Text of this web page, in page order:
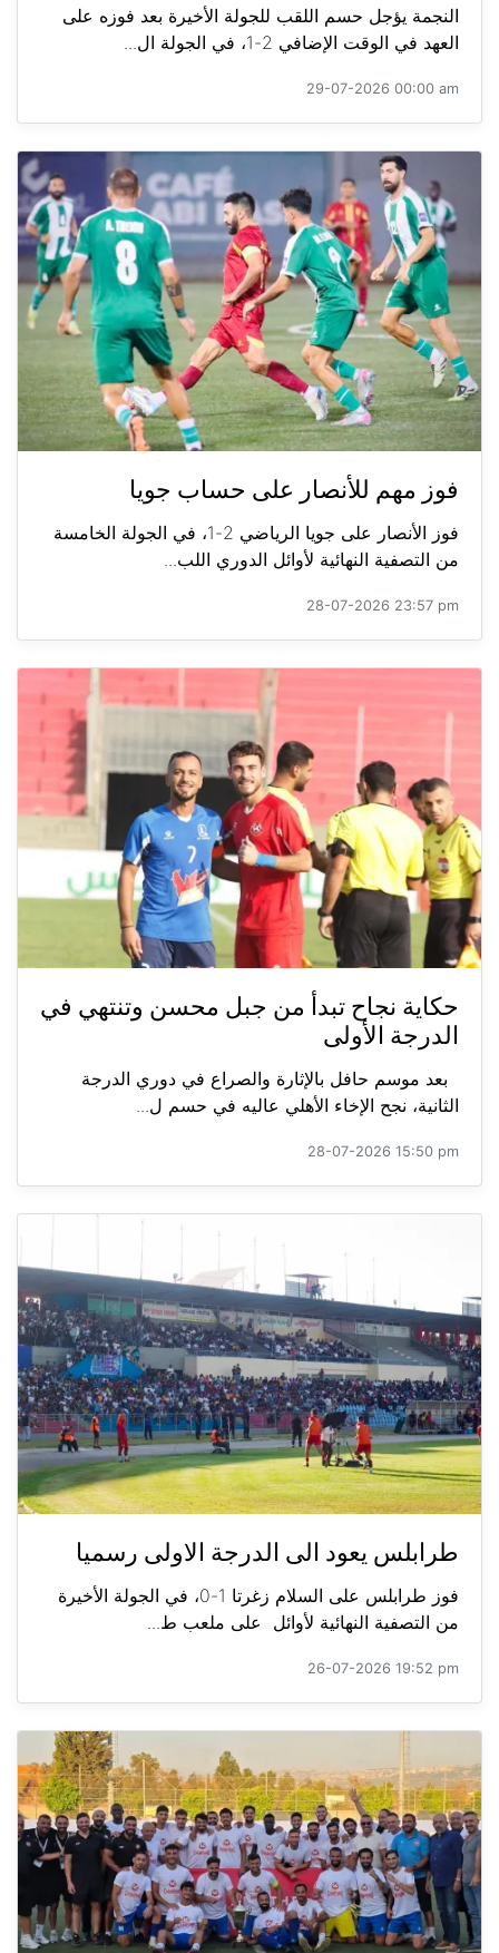
النجمة يؤجل حسم اللقب للجولة الأخيرة بعد فوزه على
العهد في الوقت الإضافي 2-1، في الجولة ال...
29-07-2026 00:00 am
فوز مهم للأنصار على حساب جويا
فوز الأنصار على جويا الرياضي 2-1، في الجولة الخامسة
من التصفية النهائية لأوائل الدوري اللب...
28-07-2026 23:57 pm
حكاية نجاح تبدأ من جبل محسن وتنتهي في
الدرجة الأولى
بعد موسم حافل بالإثارة والصراع في دوري الدرجة
الثانية، نجح الإخاء الأهلي عاليه في حسم ل...
28-07-2026 15:50 pm
طرابلس يعود الى الدرجة الاولى رسميا
فوز طرابلس على السلام زغرتا 1-0، في الجولة الأخيرة
من التصفية النهائية لأوائل على ملعب ط...
26-07-2026 19:52 pm